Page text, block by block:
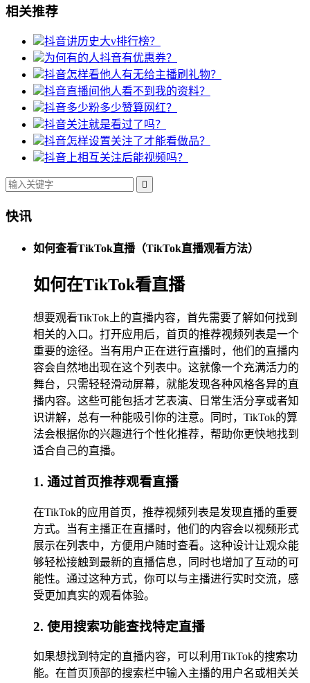
相关推荐
抖音讲历史大v排行榜？
为何有的人抖音有优惠券？
抖音怎样看他人有无给主播刷礼物？
抖音直播间他人看不到我的资料？
抖音多少粉多少赞算网红？
抖音关注就是看过了吗？
抖音怎样设置关注了才能看做品？
抖音上相互关注后能视频吗？

快讯
如何查看TikTok直播（TikTok直播观看方法）
如何在TikTok看直播
想要观看TikTok上的直播内容，首先需要了解如何找到
相关的入口。打开应用后，首页的推荐视频列表是一个
重要的途径。当有用户正在进行直播时，他们的直播内
容会自然地出现在这个列表中。这就像一个充满活力的
舞台，只需轻轻滑动屏幕，就能发现各种风格各异的直
播内容。这些可能包括才艺表演、日常生活分享或者知
识讲解，总有一种能吸引你的注意。同时，TikTok的算
法会根据你的兴趣进行个性化推荐，帮助你更快地找到
适合自己的直播。
1. 通过首页推荐观看直播
在TikTok的应用首页，推荐视频列表是发现直播的重要
方式。当有主播正在直播时，他们的内容会以视频形式
展示在列表中，方便用户随时查看。这种设计让观众能
够轻松接触到最新的直播信息，同时也增加了互动的可
能性。通过这种方式，你可以与主播进行实时交流，感
受更加真实的观看体验。
2. 使用搜索功能查找特定直播
如果想找到特定的直播内容，可以利用TikTok的搜索功
能。在首页顶部的搜索栏中输入主播的用户名或相关关